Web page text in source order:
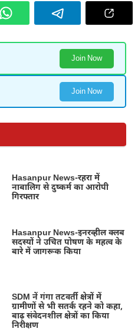
Join Now
Join Now
Hasanpur News-रहरा में
नाबालिग से दुष्कर्म का आरोपी
गिरफ्तार
Hasanpur News-इनरव्हील क्लब
सदस्यों ने उचित पोषण के महत्व के
बारे में जागरूक किया
SDM नें गंगा तटवर्ती क्षेत्रों में
ग्रामीणों से भी सतर्क रहने को कहा,
बाढ़ संवेदनशील क्षेत्रों का किया
निरीक्षण